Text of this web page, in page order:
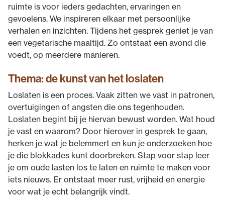
ruimte is voor ieders gedachten, ervaringen en
gevoelens. We inspireren elkaar met persoonlijke
verhalen en inzichten. Tijdens het gesprek geniet je van
een vegetarische maaltijd. Zo ontstaat een avond die
voedt, op meerdere manieren.
Thema: de kunst van het loslaten
Loslaten is een proces. Vaak zitten we vast in patronen,
overtuigingen of angsten die ons tegenhouden.
Loslaten begint bij je hiervan bewust worden. Wat houd
je vast en waarom? Door hierover in gesprek te gaan,
herken je wat je belemmert en kun je onderzoeken hoe
je die blokkades kunt doorbreken. Stap voor stap leer
je om oude lasten los te laten en ruimte te maken voor
iets nieuws. Er ontstaat meer rust, vrijheid en energie
voor wat je echt belangrijk vindt.